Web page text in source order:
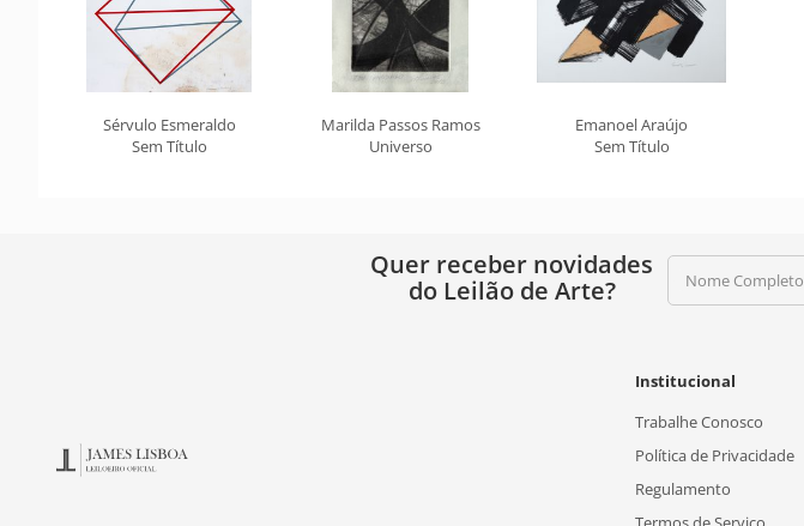
Sérvulo Esmeraldo
Sem Título
Marilda Passos Ramos
Universo
Emanoel Araújo
Sem Título
Quer receber novidades
do Leilão de Arte?
Nome Completo
Institucional
Trabalhe Conosco
Política de Privacidade
Regulamento